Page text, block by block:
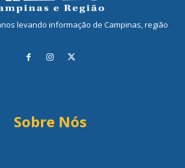
anos levando informação de Campinas, região
Sobre Nós